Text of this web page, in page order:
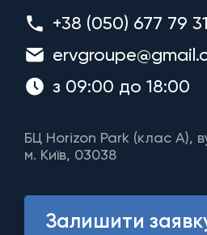
+38 (050) 677 79 31
з 09:00 до 18:00
БЦ Horizon Park (клас A),
м. Київ, 03038
Залишити